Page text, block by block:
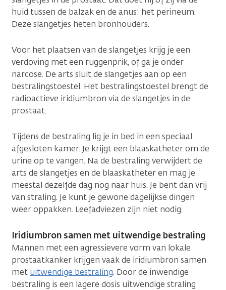
huid tussen de balzak en de anus: het perineum.
Deze slangetjes heten bronhouders.
Voor het plaatsen van de slangetjes krijg je een
verdoving met een ruggenprik, of ga je onder
narcose. De arts sluit de slangetjes aan op een
bestralingstoestel. Het bestralingstoestel brengt de
radioactieve iridiumbron via de slangetjes in de
prostaat.
Tijdens de bestraling lig je in bed in een speciaal
afgesloten kamer. Je krijgt een blaaskatheter om de
urine op te vangen. Na de bestraling verwijdert de
arts de slangetjes en de blaaskatheter en mag je
meestal dezelfde dag nog naar huis. Je bent dan vrij
van straling. Je kunt je gewone dagelijkse dingen
weer oppakken. Leefadviezen zijn niet nodig.
Iridiumbron samen met uitwendige bestraling
Mannen met een agressievere vorm van lokale
prostaatkanker krijgen vaak de iridiumbron samen
met uitwendige bestraling. Door de inwendige
bestraling is een lagere dosis uitwendige straling